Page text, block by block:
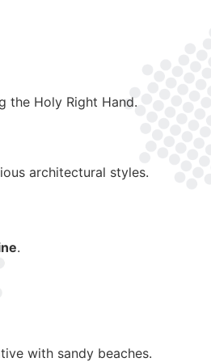
the Holy Right Hand.
architectural styles.
.
with sandy beaches.